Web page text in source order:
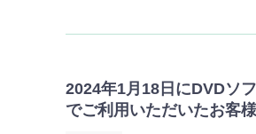
2024年1月18日にDVDソ
でご利用いただいたお客